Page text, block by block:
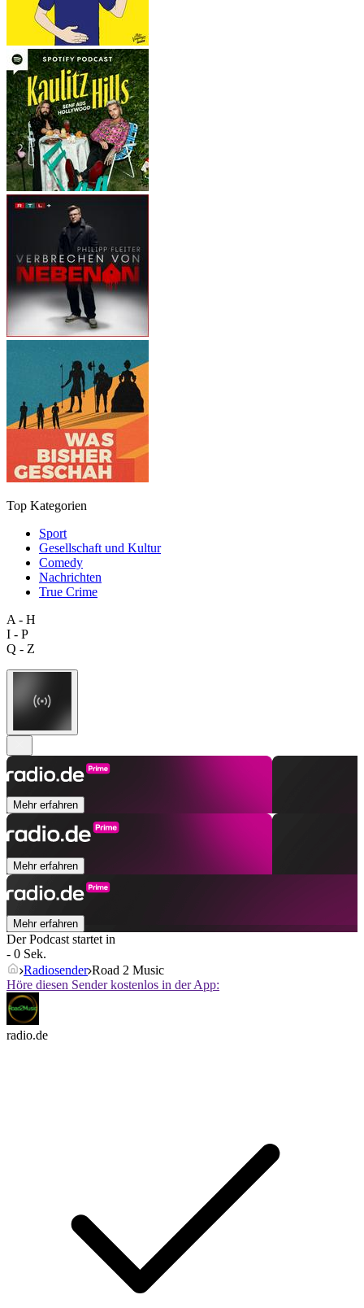
Top Kategorien
Sport
Gesellschaft und Kultur
Comedy
Nachrichten
True Crime
A - H
I - P
Q - Z
Mehr erfahren
Mehr erfahren
Mehr erfahren
Der Podcast startet in
- 0 Sek.
Radiosender Road 2 Music
Höre diesen Sender kostenlos in der App:
radio.de